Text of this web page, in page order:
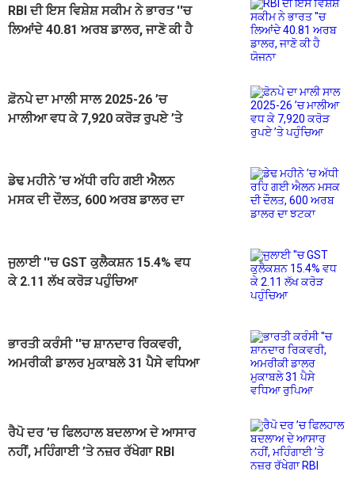
RBI ਦੀ ਇਸ ਵਿਸ਼ੇਸ਼ ਸਕੀਮ ਨੇ ਭਾਰਤ ''ਚ
ਲਿਆਂਦੇ 40.81 ਅਰਬ ਡਾਲਰ, ਜਾਣੋ ਕੀ ਹੈ
ਫ਼ੋਨਪੇ ਦਾ ਮਾਲੀ ਸਾਲ 2025-26 ’ਚ
ਮਾਲੀਆ ਵਧ ਕੇ 7,920 ਕਰੋੜ ਰੁਪਏ ’ਤੇ
ਡੇਢ ਮਹੀਨੇ ’ਚ ਅੱਧੀ ਰਹਿ ਗਈ ਐਲਨ
ਮਸਕ ਦੀ ਦੌਲਤ, 600 ਅਰਬ ਡਾਲਰ ਦਾ
ਜੁਲਾਈ ''ਚ GST ਕੁਲੈਕਸ਼ਨ 15.4% ਵਧ
ਕੇ 2.11 ਲੱਖ ਕਰੋੜ ਪਹੁੰਚਿਆ
ਭਾਰਤੀ ਕਰੰਸੀ ''ਚ ਸ਼ਾਨਦਾਰ ਰਿਕਵਰੀ,
ਅਮਰੀਕੀ ਡਾਲਰ ਮੁਕਾਬਲੇ 31 ਪੈਸੇ ਵਧਿਆ
ਰੈਪੋ ਦਰ ’ਚ ਫਿਲਹਾਲ ਬਦਲਾਅ ਦੇ ਆਸਾਰ
ਨਹੀਂ, ਮਹਿੰਗਾਈ ’ਤੇ ਨਜ਼ਰ ਰੱਖੇਗਾ RBI